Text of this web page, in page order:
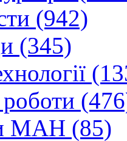
(942)
(345)
роботи
МАН (85)